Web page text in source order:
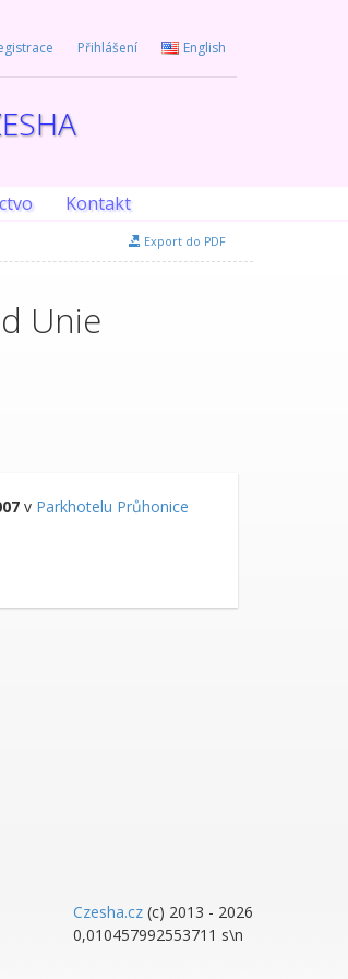
Přihlášení English
Kontakt
Export do PDF
Unie
v Parkhotelu Průhonice
Czesha.cz (c) 2013 - 2026
0,010457992553711 s\n